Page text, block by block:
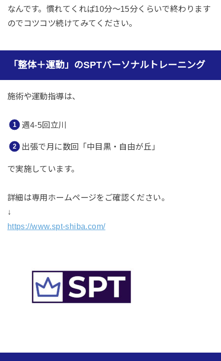
なんです。慣れてくれば10分〜15分くらいで終わります
のでコツコツ続けてみてください。
「整体＋運動」のSPTパーソナルトレーニング
施術や運動指導は、
週4-5回立川
出張で月に数回「中目黒・自由が丘」
で実施しています。
詳細は専用ホームページをご確認ください。
↓
https://www.spt-shiba.com/